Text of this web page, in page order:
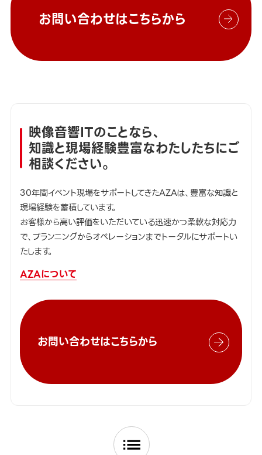
お問い合わせはこちらから
映像音響ITのことなら、
知識と現場経験豊富なわたしたちにご
相談ください。
30年間イベント現場をサポートしてきたAZAは、豊富な知識と
現場経験を蓄積しています。
お客様から高い評価をいただいている迅速かつ柔軟な対応力
で、プランニングからオペレーションまでトータルにサポートい
たします。
AZAについて
お問い合わせはこちらから